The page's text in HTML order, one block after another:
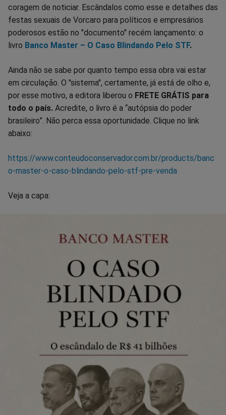
coragem de noticiar. Escândalos como esse e detalhes das
festas sexuais de Vorcaro para políticos e empresários
poderosos estão no "documento" recém lançamento: o
livro Banco Master – O Caso Blindando Pelo STF.
Ainda não se sabe por quanto tempo essa obra vai estar
em circulação. O "sistema", certamente, já está de olho e,
por esse motivo, a editora liberou o FRETE GRÁTIS para
todo o país. Acredite, o livro é a “autópsia do poder
brasileiro”. Não perca essa oportunidade. Clique no link
abaixo:
https://www.conteudoconservador.com.br/products/banc
o-master-o-caso-blindando-pelo-stf-pre-venda
Veja a capa: